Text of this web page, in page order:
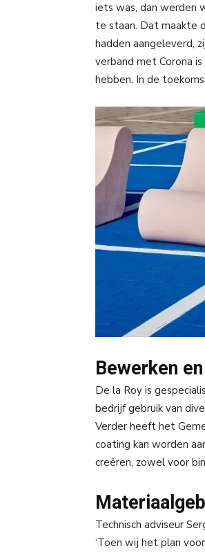
iets was, dan werden
te staan. Dat maakte
hadden aangeleverd,
verband met Corona
hebben. In de
Bewerken
De la Roy is
bedrijf gebruik van
Verder heeft het
coating kan worden
creëren, zowel voor
Technisch adviseur
‘Toen wij het plan